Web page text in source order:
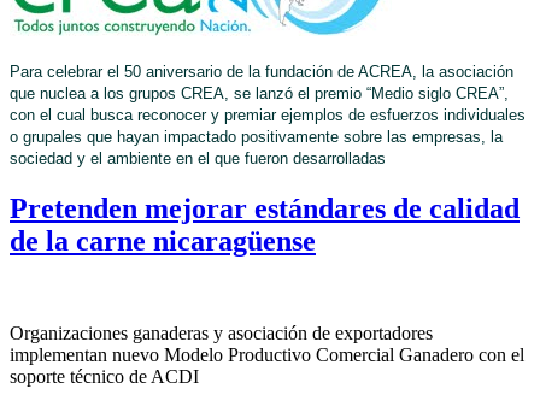
Para celebrar el 50 aniversario de la fundación de ACREA, la asociación
que nuclea a los grupos CREA, se lanzó el premio “Medio siglo CREA”,
con el cual busca reconocer y premiar ejemplos de esfuerzos individuales
o grupales que hayan impactado positivamente sobre las empresas, la
sociedad y el ambiente en el que fueron desarrolladas
Pretenden mejorar estándares de calidad
de la carne nicaragüense
Organizaciones ganaderas y asociación de exportadores
implementan nuevo Modelo Productivo Comercial Ganadero con el
soporte técnico de ACDI